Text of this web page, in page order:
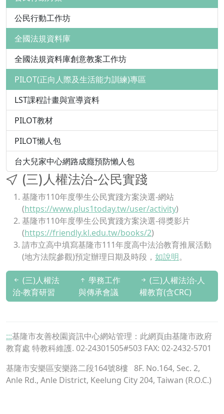
公民行動工作坊
全國法規資料庫
全國法規資料庫創意教案工作坊
PILOT(正向人際及生活能力訓練)專區
LST課程計畫與宣導資料
PILOT教材
PILOT懶人包
台大兒家中心網路成癮預防懶人包
(三)人權法治-公民實踐
基隆巿110年度學生公民實踐方案決選-網站
(https://www.plus1today.tw/user/activity)
基隆巿110年度學生公民實踐方案決選-得獎影片
(https://friendly.kl.edu.tw/books/2)
請巿立高中填寫基隆市111年度高中法治教育推展活動
(地方法院參觀)預定辦理日期及時段， 如說明。
(三)人權法
治-教育研習
學務工作
與傳承會議
(三)人權法治-人
權教育(含CRC)
:::基隆市友善校園資訊中心網站管理：此網頁由基隆市政府
教育處 特教科維護. 02-24301505#503 FAX: 02-2432-5701
基隆市安樂區安樂路二段164號8樓 8F. No.164, Sec. 2,
Anle Rd., Anle District, Keelung City 204, Taiwan (R.O.C.)